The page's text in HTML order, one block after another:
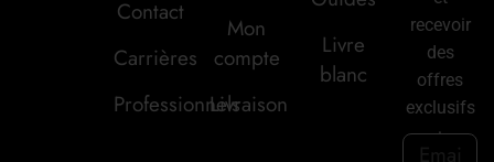
Contact
Carrières
Professionnels
Mon
compte
Livraison
Livre
blanc
recevoir
des
offres
exclusifs
: